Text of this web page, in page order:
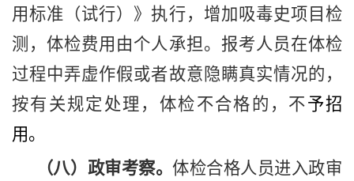
用标准（试行）》执行，增加吸毒史项目检
测，体检费用由个人承担。报考人员在体检
过程中弄虚作假或者故意隐瞒真实情况的，
按有关规定处理，体检不合格的，不予招
用。
（八）政审考察。体检合格人员进入政审